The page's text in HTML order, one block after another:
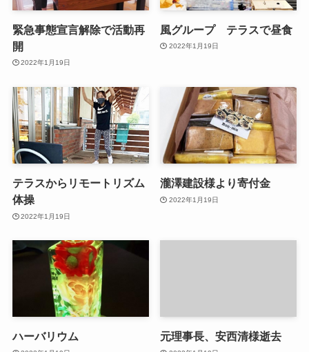
緊急事態宣言解除で活動再
開
2022年1月19日
風グループ テラスで昼食
2022年1月19日
テラスからリモートリズム
体操
2022年1月19日
瀧澤建設様より寄付金
2022年1月19日
ハーバリウム 元理事長、安西清様逝去